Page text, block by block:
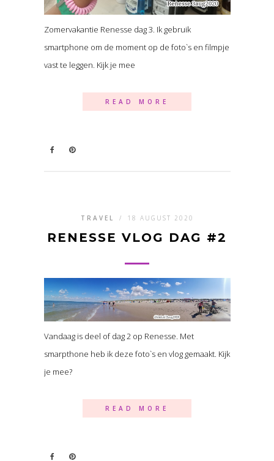
Zomervakantie Renesse dag 3. Ik gebruik
smartphone om de moment op de foto`s en filmpje
vast te leggen. Kijk je mee
READ MORE
TRAVEL / 18 AUGUST 2020
RENESSE VLOG DAG #2
Vandaag is deel of dag 2 op Renesse. Met
smarpthone heb ik deze foto`s en vlog gemaakt. Kijk
je mee?
READ MORE